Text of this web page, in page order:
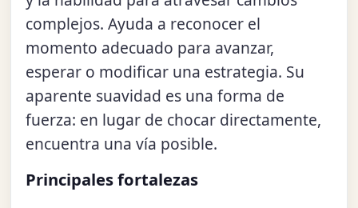
complejos. Ayuda a reconocer el
momento adecuado para avanzar,
esperar o modificar una estrategia. Su
aparente suavidad es una forma de
fuerza: en lugar de chocar directamente,
encuentra una vía posible.
Principales fortalezas